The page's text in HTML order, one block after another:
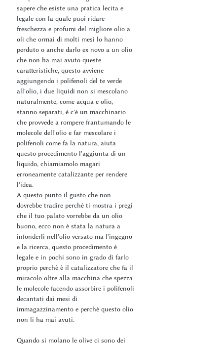
sapere che esiste una pratica lecita e
legale con la quale puoi ridare
freschezza e profumi del migliore olio a
oli che ormai di molti mesi lo hanno
perduto o anche darlo ex novo a un olio
che non ha mai avuto queste
caratteristiche, questo avviene
aggiungendo i polifenoli del te verde
all'olio, i due liquidi non si mescolano
naturalmente, come acqua e olio,
stanno separati, è c'è un macchinario
che provvede a rompere frantumando le
molecole dell'olio e far mescolare i
polifenoli come fa la natura, aiuta
questo procedimento l'aggiunta di un
liquido, chiamiamolo magari
erroneamente catalizzante per rendere
l'idea.
A questo punto il gusto che non
dovrebbe tradire perchè ti mostra i pregi
che il tuo palato vorrebbe da un olio
buono, ecco non è stata la natura a
infonderli nell'olio versato ma l'ingegno
e la ricerca, questo procedimento è
legale e in pochi sono in grado di farlo
proprio perchè è il catalizzatore che fa il
miracolo oltre alla macchina che spezza
le molecole facendo assorbire i polifenoli
decantati dai mesi di
immagazzinamento e perchè questo olio
non li ha mai avuti.
Quando si molano le olive ci sono dei